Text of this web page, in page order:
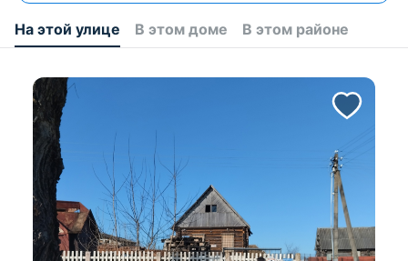
На этой улице В этом доме В этом районе